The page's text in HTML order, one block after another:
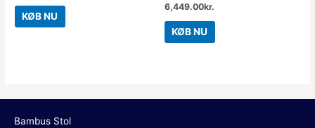
KØB NU
6,449.00kr.
KØB NU
Bambus Stol